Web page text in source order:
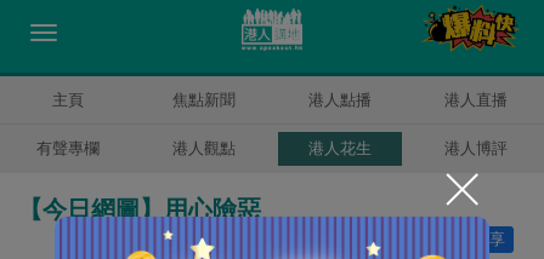
主頁 焦點新聞 港人點播 港人直播
有聲專欄 港人觀點 港人花生 港人博評
【今日網圖】用心險惡
分享
讚好